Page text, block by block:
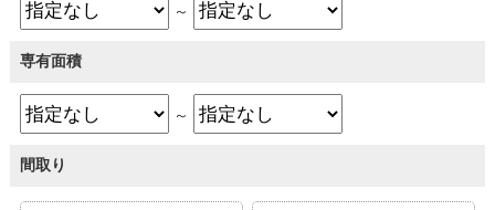
～
専有面積
～
間取り